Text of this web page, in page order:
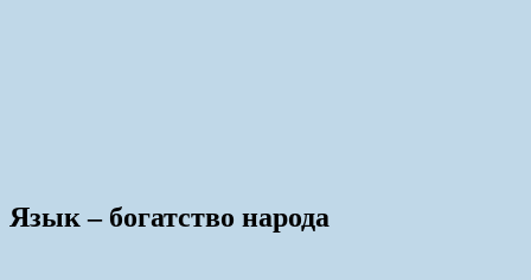
Язык – богатство народа